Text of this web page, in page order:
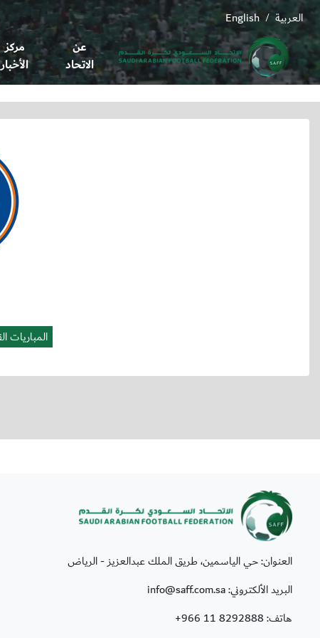
English / العربية
عن
الاتحاد
مركز
الأخبار
العنوان: حي الياسمين، طريق الملك عبدالعزيز - الرياض
البريد الألكتروني: info@saff.com.sa
هاتف:+966 11 8292888